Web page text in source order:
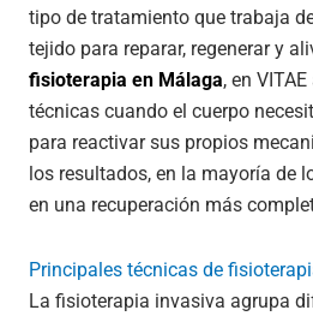
tipo de tratamiento que trabaja
tejido para reparar, regenerar y
fisioterapia en Málaga, en
técnicas cuando el cuerpo
para reactivar sus propios
los resultados, en la mayoría de
en una recuperación más
Principales técnicas de
La fisioterapia invasiva agrupa